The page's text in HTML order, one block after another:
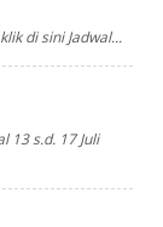
di sini Jadwal...
13 s.d. 17 Juli